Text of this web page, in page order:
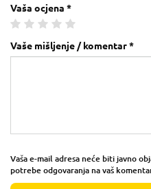
Vaša ocjena *
Vaše mišljenje / komentar *
Vaša e-mail adresa neće biti javno
potrebe odgovaranja na vaš